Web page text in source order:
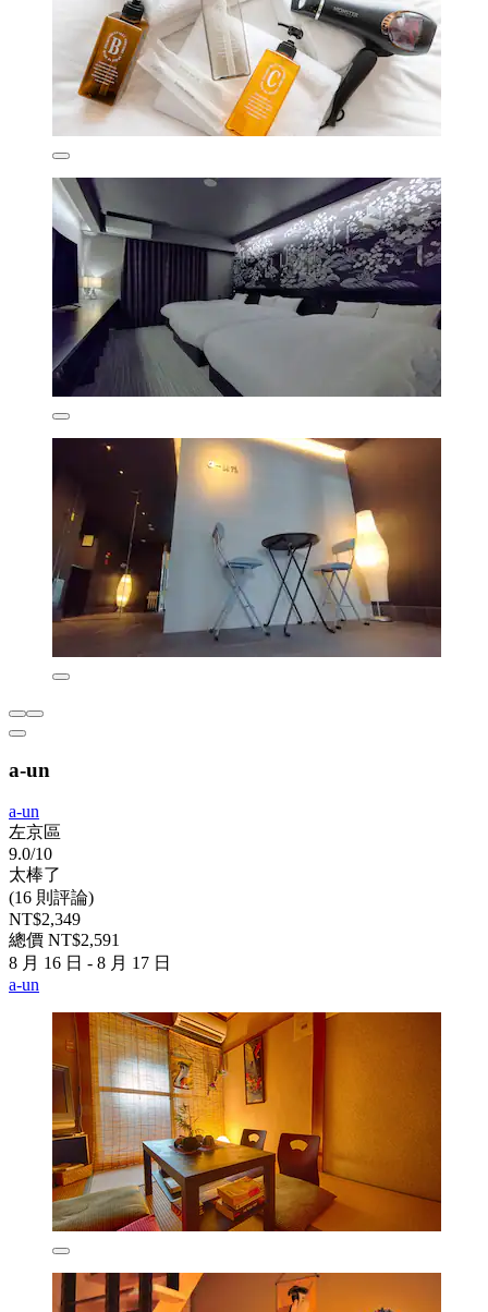
a-un
a-un
左京區
9.0/10
太棒了
(16 則評論)
NT$2,349
總價 NT$2,591
8 月 16 日 - 8 月 17 日
a-un